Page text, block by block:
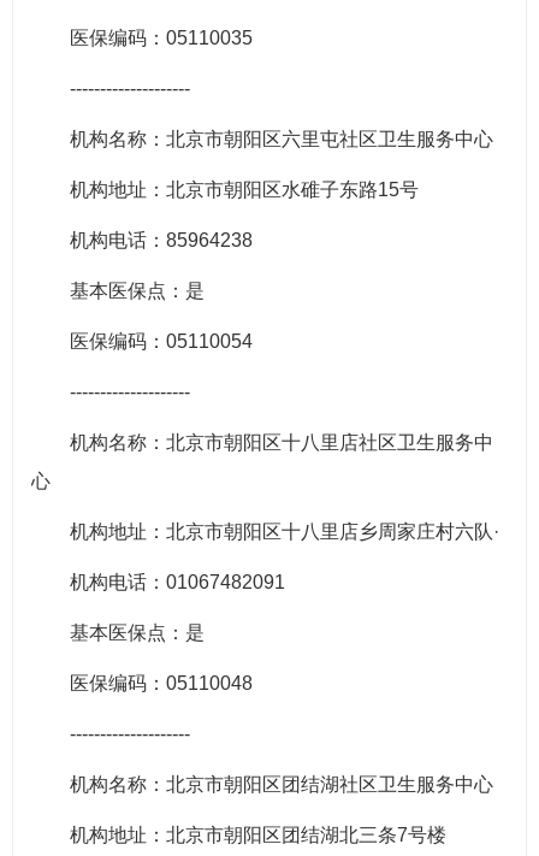
医保编码：05110035
--------------------
机构名称：北京市朝阳区六里屯社区卫生服务中心
机构地址：北京市朝阳区水碓子东路15号
机构电话：85964238
基本医保点：是
医保编码：05110054
--------------------
机构名称：北京市朝阳区十八里店社区卫生服务中
心
机构地址：北京市朝阳区十八里店乡周家庄村六队·
机构电话：01067482091
基本医保点：是
医保编码：05110048
--------------------
机构名称：北京市朝阳区团结湖社区卫生服务中心
机构地址：北京市朝阳区团结湖北三条7号楼